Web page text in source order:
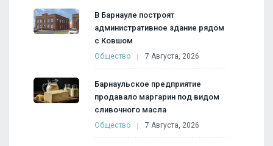
В Барнауле построят
административное здание рядом
с Ковшом
Общество 7 Августа, 2026
Барнаульское предприятие
продавало маргарин под видом
сливочного масла
Общество 7 Августа, 2026